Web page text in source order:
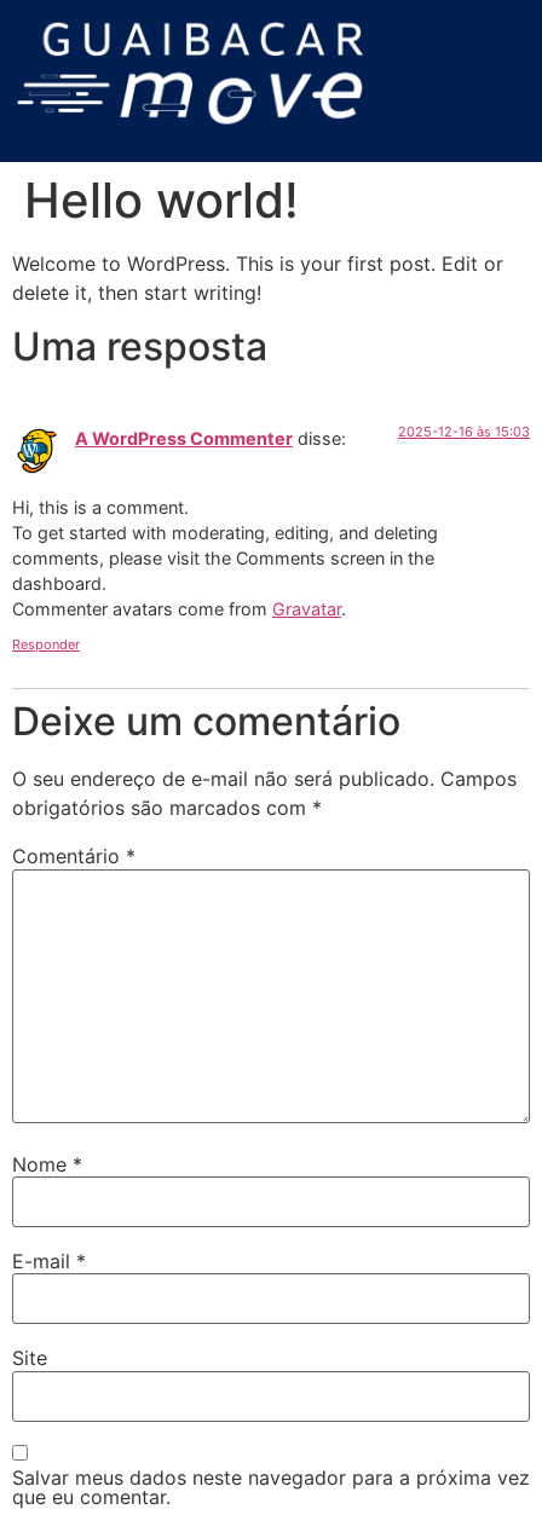
Hello world!
Welcome to WordPress. This is your first post. Edit or
delete it, then start writing!
Uma resposta
A WordPress Commenter disse: 2025-12-16 às 15:03
Hi, this is a comment.
To get started with moderating, editing, and deleting
comments, please visit the Comments screen in the
dashboard.
Commenter avatars come from Gravatar.
Responder
Deixe um comentário
O seu endereço de e-mail não será publicado. Campos
obrigatórios são marcados com *
Comentário *
Nome *
E-mail *
Site
Salvar meus dados neste navegador para a próxima vez
que eu comentar.